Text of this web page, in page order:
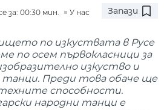
за: 00:30 мин. У нас Запази
по изкуствата в Русе
по осем първокласници за
изкуство и
танци. Преди това обаче ще
способности.
народни танци е